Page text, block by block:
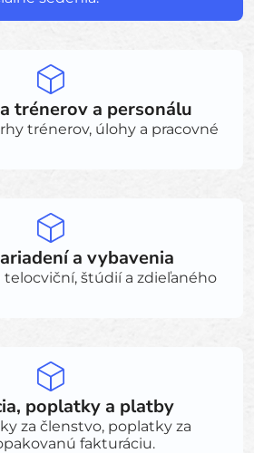
trénerov a personálu
trénerov, úlohy a pracovné
a vybavenia
štúdií a zdieľaného
poplatky a platby
za členstvo, poplatky za
fakturáciu.